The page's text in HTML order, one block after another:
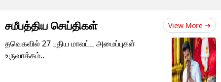
சமீபத்திய செய்திகள் View More
தவெகவில் 27 புதிய மாவட்ட அமைப்புகள்
உருவாக்கம்..